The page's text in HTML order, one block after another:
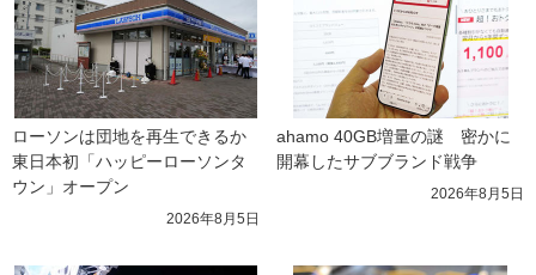
ローソンは団地を再生できるか
東日本初「ハッピーローソンタ
ウン」オープン
2026年8月5日
ahamo 40GB増量の謎　密かに
開幕したサブブランド戦争
2026年8月5日